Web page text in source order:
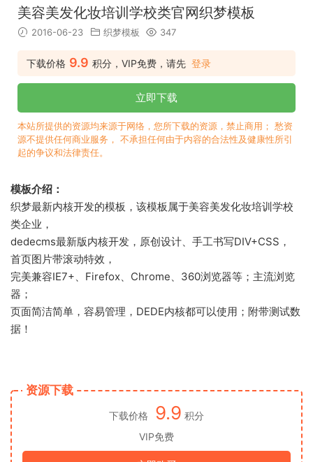
美容美发化妆培训学校类官网织梦模板
2016-06-23 织梦模板 347
下载价格 9.9 积分，VIP免费，请先 登录
立即下载
本站所提供的资源均来源于网络，您所下载的资源，禁止商用； 愁资
源不提供任何商业服务， 不承担任何由于内容的合法性及健康性所引
起的争议和法律责任。
模板介绍：
织梦最新内核开发的模板，该模板属于美容美发化妆培训学校
类企业，
dedecms最新版内核开发，原创设计、手工书写DIV+CSS，
首页图片带滚动特效，
完美兼容IE7+、Firefox、Chrome、360浏览器等；主流浏览
器；
页面简洁简单，容易管理，DEDE内核都可以使用；附带测试数
据！
资源下载
下载价格 9.9 积分
VIP免费